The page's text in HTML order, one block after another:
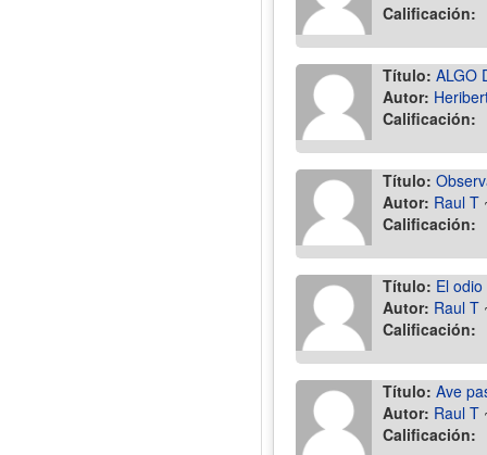
Calificación:
Título: ALGO
Autor:
Calificación:
Título:
Autor: Raul T
Calificación:
Título: El
Autor: Raul T
Calificación:
Título: Ave
Autor: Raul T
Calificación: